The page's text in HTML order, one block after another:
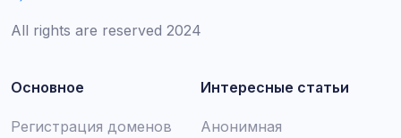
All rights are reserved 2024
Основное
Регистрация доменов
Интересные статьи
Анонимная